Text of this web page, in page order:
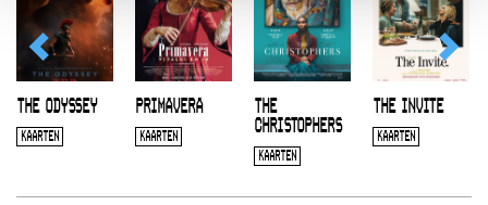
THE ODYSSEY
KAARTEN
PRIMAVERA
KAARTEN
THE
CHRISTOPHERS
KAARTEN
THE INVITE
KAARTEN